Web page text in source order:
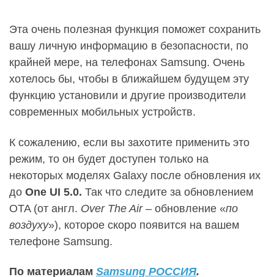
Эта очень полезная функция поможет сохранить
вашу личную информацию в безопасности, по
крайней мере, на телефонах Samsung. Очень
хотелось бы, чтобы в ближайшем будущем эту
функцию установили и другие производители
современных мобильных устройств.
К сожалению, если вы захотите применить это
режим, то он будет доступен только на
некоторых моделях Galaxy после обновления их
до One UI 5.0. Так что следите за обновлением
OTA (от англ. Over The Air – обновление «по
воздуху»), которое скоро появится на вашем
телефоне Samsung.
По материалам Samsung РОССИЯ.